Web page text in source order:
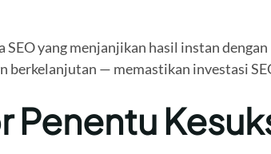
SEO yang menjanjikan hasil instan
berkelanjutan — memastikan investasi